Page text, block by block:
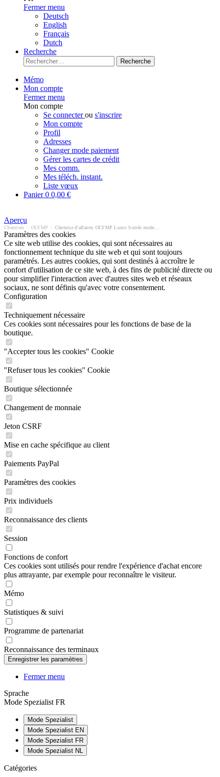
Fermer menu
Deutsch
English
Français
Dutch
Recherche
Recherche
Mémo
Mon compte
Fermer menu
Mon compte
Se connecterou s'inscrire
Mon compte
Profil
Adresses
Changer mode paiement
Gérer les cartes de crédit
Mes comm.
Mes téléch. instant.
Liste vœux
Panier0 0,00 €
Aperçu
Chemises OLYMP
Paramètres des cookies
Ce site web utilise des cookies, qui sont nécessaires au
fonctionnement technique du site web et qui sont toujours
paramétrés. Les autres cookies, qui sont destinés à accroître le
confort d'utilisation de ce site web, à des fins de publicité directe ou
pour simplifier l'interaction avec d'autres sites web et réseaux
sociaux, ne sont définis qu'avec votre consentement.
Configuration
Techniquement nécessaire
Ces cookies sont nécessaires pour les fonctions de base de la
boutique.
"Accepter tous les cookies" Cookie
"Refuser tous les cookies" Cookie
Boutique sélectionnée
Changement de monnaie
Jeton CSRF
Mise en cache spécifique au client
Paiements PayPal
Paramètres des cookies
Prix individuels
Reconnaissance des clients
Session
Fonctions de confort
Ces cookies sont utilisés pour rendre l'expérience d'achat encore
plus attrayante, par exemple pour reconnaître le visiteur.
Mémo
Statistiques & suivi
Programme de partenariat
Reconnaissance des terminaux
Fermer menu
Sprache
Mode Spezialist FR
Mode Spezialist
Mode Spezialist EN
Mode Spezialist FR
Mode Spezialist NL
Catégories